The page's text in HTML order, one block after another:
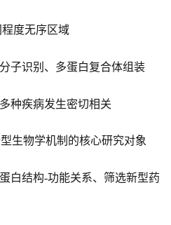
度无序区域
子识别、多蛋白复合体组装
种疾病发生密切相关
生物学机制的核心研究对象
白结构-功能关系、筛选新型药